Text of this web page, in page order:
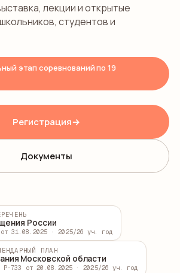
лекции и открытые
студентов и
этап соревнований по 19
Регистрация→
Документы
России
31.08.2025 · 2025/26 уч. год
ПЛАН
Московской области
Р-733 от 20.08.2025 · 2025/26 уч. год